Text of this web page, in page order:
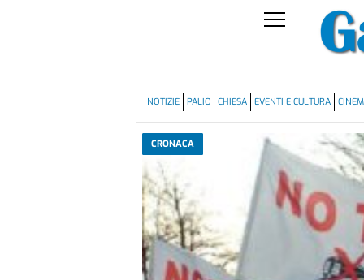
NOTIZIE PALIO CHIESA EVENTI E CULTURA
CRONACA